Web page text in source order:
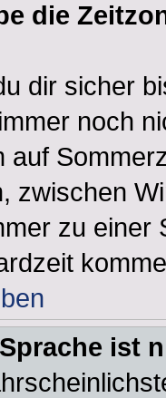
die
dir sicher
noch
auf
zwischen
zu einer
ist